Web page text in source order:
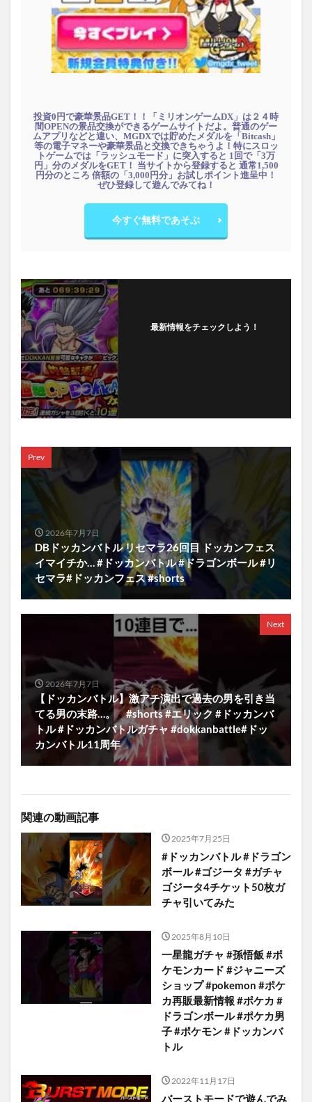
投資0円で豪華景品GET！！「ミリオンゲームDX」は２４時
間OPENの景品交換ができるゲームサイトだよ。普通のゲー
ムアプリなどと違い、MGDXでは貯めたメダルを「Bitcash」
等の電子マネーや豪華景品と交換できちゃうよ！特にスロッ
トゲームでは「ラッシュモード」に突入すると 1回で「3万
円」分のメダルをGET！ 当サイトから登録すると 通常1,500
円分のところ 倍額の「3,000円分」お試しポイント進呈中！
ぜひ登録して遊んでみてね！
今すぐ無料であそぶ
最新情報をチェックしよう！
Prev
2026年7月7日
DBドッカンバトル リセマラ26回目 ドッカンフェス
イマイチか… #ドッカンバトル #ドラゴンボール #リ
セマラ#ドッカンフェス #shorts
Next
2026年7月7日
【ドッカンバトル】激アチ演出で過去の男を引き当
てる男の末路…。 #shorts #エリック #ドッカンバ
トル #ドッカンバトルガチャ #dokkanbattle#ドッ
カンバトル11周年
関連の動画記事
2025年7月25日
#ドッカンバトル #ドラゴン
ボール #ゴジータ #ガチャ
ゴジータ4チケット50枚ガ
チャ引いてみた
2025年8月10日
一星龍ガチャ #孫悟飯 #ポ
ケモンカード #ジャニーズ
ショップ #pokemon #ポケ
カ再販最新情報 #ポケカ #
ドラゴンボール #ポケカ男
子 #ポケモン #ドッカンバ
トル
2022年11月17日
バーストモードで遊んでみ